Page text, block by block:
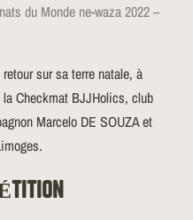
du Monde ne-waza 2022 –
sur sa terre natale, à
Checkmat BJJHolics, club
Marcelo DE SOUZA et